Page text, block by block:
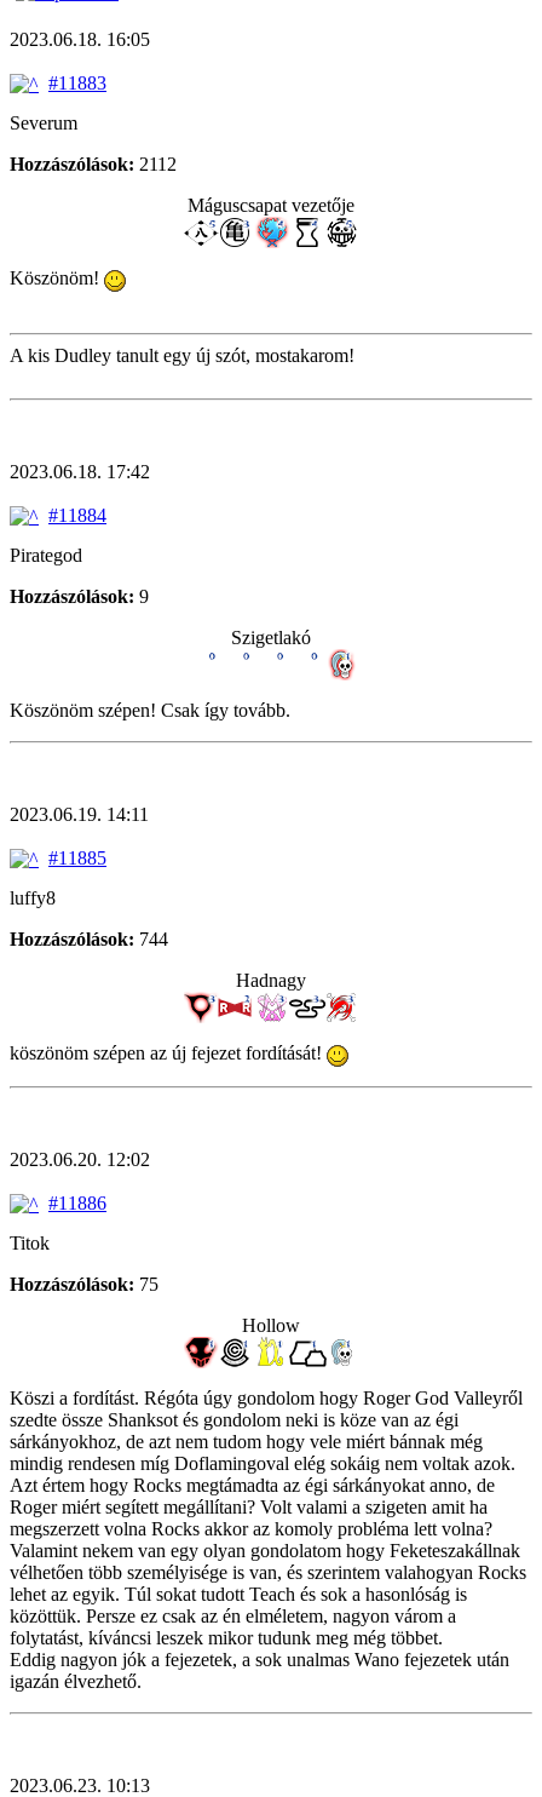
2023.06.18. 16:05
#11883
Severum
Hozzászólások: 2112
Máguscsapat vezetője
Köszönöm!
A kis Dudley tanult egy új szót, mostakarom!
2023.06.18. 17:42
#11884
Pirategod
Hozzászólások: 9
Szigetlakó
Köszönöm szépen! Csak így tovább.
2023.06.19. 14:11
#11885
luffy8
Hozzászólások: 744
Hadnagy
köszönöm szépen az új fejezet fordítását!
2023.06.20. 12:02
#11886
Titok
Hozzászólások: 75
Hollow
Köszi a fordítást. Régóta úgy gondolom hogy Roger God Valleyről
szedte össze Shanksot és gondolom neki is köze van az égi
sárkányokhoz, de azt nem tudom hogy vele miért bánnak még
mindig rendesen míg Doflamingoval elég sokáig nem voltak azok.
Azt értem hogy Rocks megtámadta az égi sárkányokat anno, de
Roger miért segített megállítani? Volt valami a szigeten amit ha
megszerzett volna Rocks akkor az komoly probléma lett volna?
Valamint nekem van egy olyan gondolatom hogy Feketeszakállnak
vélhetően több személyisége is van, és szerintem valahogyan Rocks
lehet az egyik. Túl sokat tudott Teach és sok a hasonlóság is
közöttük. Persze ez csak az én elméletem, nagyon várom a
folytatást, kíváncsi leszek mikor tudunk meg még többet.
Eddig nagyon jók a fejezetek, a sok unalmas Wano fejezetek után
igazán élvezhető.
2023.06.23. 10:13